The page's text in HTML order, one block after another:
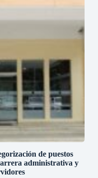
de puestos
administrativa y